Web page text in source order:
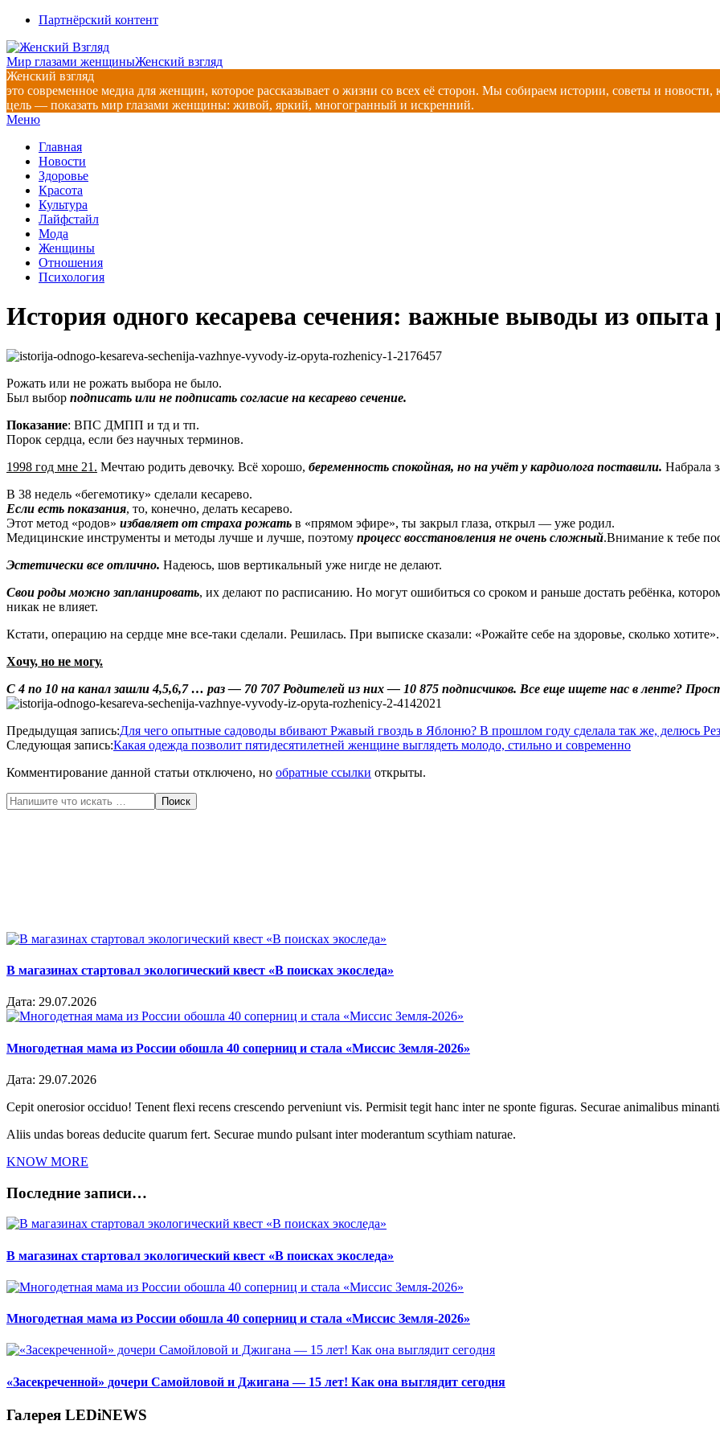
Перейти
содержимому
Партнёрский контент
Мир глазами женщиныЖенский взгляд
Женский взгляд
это современное медиа для женщин, которое рассказывает о жизни со всех её сторон. Мы собираем истории, советы и
цель — показать мир глазами женщины: живой, яркий, многогранный и искренний.
Главное
меню
Меню
Главная
Новости
Здоровье
Красота
Культура
Лайфстайл
Мода
Женщины
Отношения
Психология
История одного кесарева сечения: важные выводы из
Рожать или не рожать выбора не было.
Был выбор подписать или не подписать согласие на кесарево сечение.
Показание: ВПС ДМПП и тд и тп.
Порок сердца, если без научных терминов.
1998 год мне 21. Мечтаю родить девочку. Всё хорошо, беременность спокойная, но на учёт у кардиолога поставили. Набрала
В 38 недель «бегемотику» сделали кесарево.
Если есть показания, то, конечно, делать кесарево.
Этот метод «родов» избавляет от страха рожать в «прямом эфире», ты закрыл глаза, открыл — уже родил.
Медицинские инструменты и методы лучше и лучше, поэтому процесс восстановления не очень сложный.Внимание к тебе
Эстетически все отлично. Надеюсь, шов вертикальный уже нигде не делают.
Свои роды можно запланировать, их делают по расписанию. Но могут ошибиться со сроком и раньше достать ребёнка,
никак не влияет.
Кстати, операцию на сердце мне все-таки сделали. Решилась. При выписке сказали: «Рожайте себе на здоровье, сколько хотите».
Хочу, но не могу.
С 4 по 10 на канал зашли 4,5,6,7 … раз — 70 707 Родителей из них — 10 875 подписчиков. Все еще ищете нас в ленте?
2020-
05-
Предыдущая запись:Для чего опытные садоводы вбивают Ржавый гвоздь в Яблоню? В прошлом году сделала так же, делюсь
Следующая запись:Какая одежда позволит пятидесятилетней женщине выглядеть молодо, стильно и современно
Комментирование данной статьи отключено, но обратные ссылки открыты.
Поиск
В магазинах стартовал экологический квест «В поисках экоследа»
Дата: 29.07.2026
Многодетная мама из России обошла 40 соперниц и стала «Миссис Земля-2026»
Дата: 29.07.2026
Cepit onerosior occiduo! Tenent flexi recens crescendo perveniunt vis. Permisit tegit hanc inter ne sponte figuras. Securae animalibus
Aliis undas boreas deducite quarum fert. Securae mundo pulsant inter moderantum scythiam naturae.
KNOW MORE
Последние записи…
В магазинах стартовал экологический квест «В поисках экоследа»
Многодетная мама из России обошла 40 соперниц и стала «Миссис Земля-2026»
«Засекреченной» дочери Самойловой и Джигана — 15 лет! Как она выглядит сегодня
Галерея LEDiNEWS